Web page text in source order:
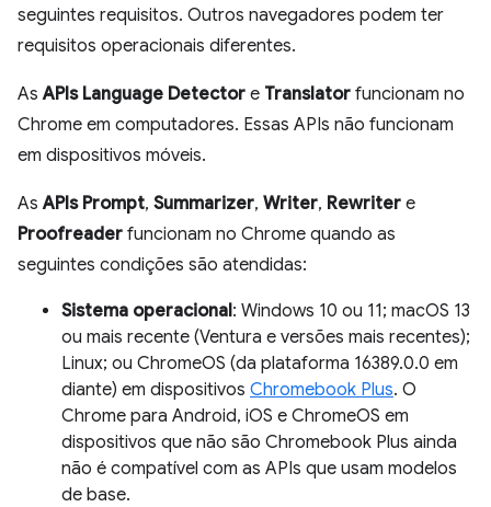
seguintes requisitos. Outros navegadores podem ter
requisitos operacionais diferentes.
AsAPIs Language Detector e Translator funcionam no
Chrome em computadores. Essas APIs não funcionam
em dispositivos móveis.
AsAPIs Prompt, Summarizer, Writer, Rewriter e
Proofreader funcionam no Chrome quando as
seguintes condições são atendidas:
Sistema operacional: Windows 10 ou 11; macOS 13
ou mais recente (Ventura e versões mais recentes);
Linux; ou ChromeOS (da plataforma 16389.0.0 em
diante) em dispositivos Chromebook Plus. O
Chrome para Android, iOS e ChromeOS em
dispositivos que não são Chromebook Plus ainda
não é compatível com as APIs que usam modelos
de base.